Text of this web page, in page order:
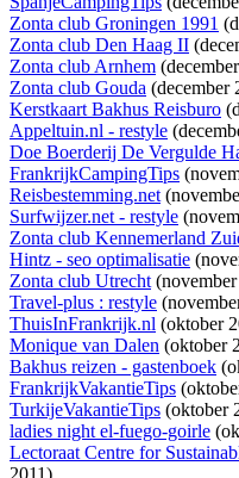
Zonta club Groningen 1991
Zonta club Den Haag II
Zonta club Arnhem
Zonta club Gouda (december
Kerstkaart Bakhus Reisburo
Appeltuin.nl - restyle
Doe Boerderij De Vergulde
FrankrijkCampingTips
Reisbestemming.net
Surfwijzer.net - restyle
Zonta club Kennemerland
Hintz - seo optimalisatie
Zonta club Utrecht(november
Travel-plus : restyle
ThuisInFrankrijk.nl (oktober
Monique van Dalen (oktober
Bakhus reizen - gastenboek
FrankrijkVakantieTips
TurkijeVakantieTips (oktober
ladies night el-fuego-goirle
Lectoraat Centre for